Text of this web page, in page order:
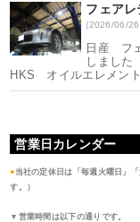
フェア
(2026/06/
日産 フ
しまし
HKS オイルエレメ
営業日カレンダー
● 当社の定休日は「毎週火曜日」
す。）
▼営業時間は以下の通りです。